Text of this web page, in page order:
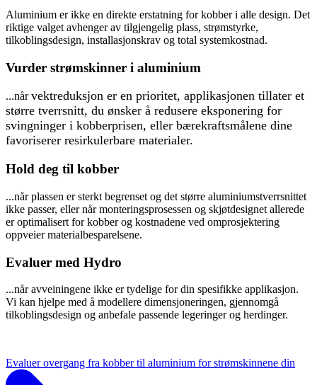
Aluminium er ikke en direkte erstatning for kobber i alle design. Det
riktige valget avhenger av tilgjengelig plass, strømstyrke,
tilkoblingsdesign, installasjonskrav og total systemkostnad.
Vurder strømskinner i aluminium
...nårvektreduksjon er en prioritet, applikasjonen tillater et
større tverrsnitt, du ønsker å redusere eksponering for
svingninger i kobberprisen, eller bærekraftsmålene dine
favoriserer resirkulerbare materialer.
Hold deg til kobber
...når plassen er sterkt begrenset og det større aluminiumstverrsnittet
ikke passer, eller når monteringsprosessen og skjøtdesignet allerede
er optimalisert for kobber og kostnadene ved omprosjektering
oppveier materialbesparelsene.
Evaluer med Hydro
...når avveiningene ikke er tydelige for din spesifikke applikasjon.
Vi kan hjelpe med å modellere dimensjoneringen, gjennomgå
tilkoblingsdesign og anbefale passende legeringer og herdinger.
Evaluer overgang fra kobber til aluminium for strømskinnene din